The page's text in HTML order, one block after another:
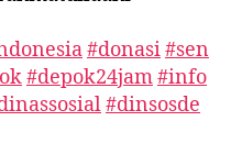
#donasi#sen
#depok24jam#info
#dinsosde